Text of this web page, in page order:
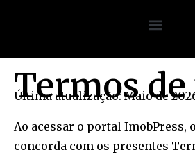
Termos de
Última atualização: Maio de
Ao acessar o portal ImobPress,
concorda com os presentes